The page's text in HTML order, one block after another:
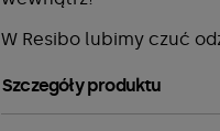
W Resibo lubimy czuć
Szczegóły produktu